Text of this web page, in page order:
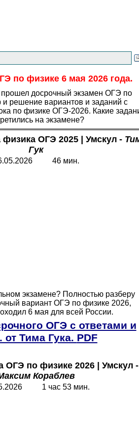
по физике 6 мая 2026 года.
досрочный экзамен ОГЭ по
и решение вариантов и заданий с
по физике ОГЭ-2026. Какие
на экзамене?
физика ОГЭ 2025 | Умскул -
Гук
46 мин.
экзамене? Полностью разберу
вариант ОГЭ по физике 2026,
6 мая для всей России.
ОГЭ с ответами и
от Тима Гука. PDF
ОГЭ по физике 2026 | Умскул -
Кораблев
1 час 53 мин.